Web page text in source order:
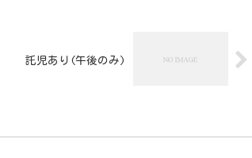
託児あり(午後のみ)